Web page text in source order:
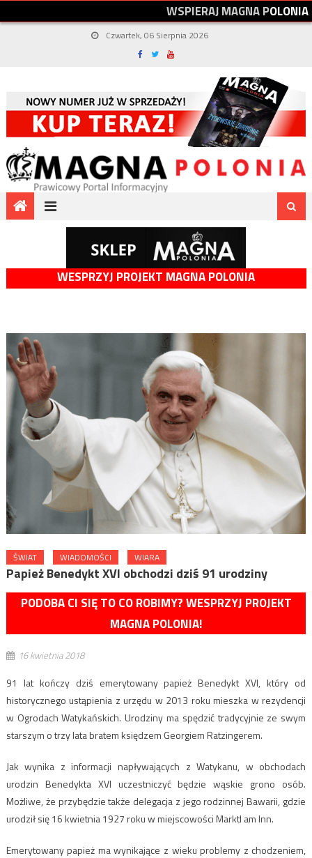
WSPIERAJMAGNAPOLONIA
Czwartek, 06 Sierpnia 2026
WESPRZYJ PROJEKT MAGNA POLONIA
ŚWIAT WIADOMOŚCI WIARA
Papież Benedykt XVI obchodzi dziś 91 urodziny
PODOBA CI SIĘ TO CO ROBIMY? WESPRZYJ PROJEKT
MAGNA POLONIA!
16 kwietnia 2018
91 lat kończy dziś emerytowany papież Benedykt XVI, który od
historycznego ustąpienia z urzędu w 2013 roku mieszka w rezydencji
w Ogrodach Watykańskich. Urodziny ma spędzić tradycyjnie ze swym
starszym o trzy lata bratem księdzem Georgiem Ratzingerem.
Jak wynika z informacji napływających z Watykanu, w obchodach
urodzin Benedykta XVI uczestniczyć będzie wąskie grono osób.
Możliwe, że przybędzie także delegacja z jego rodzinnej Bawarii, gdzie
urodził się 16 kwietnia 1927 roku w miejscowości Marktl am Inn.
Emerytowany papież ma wynikające z wieku problemy z chodzeniem,